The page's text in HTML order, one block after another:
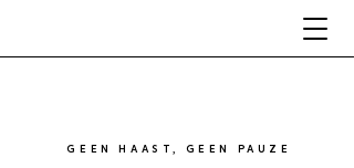
GEEN HAAST, GEEN PAUZE